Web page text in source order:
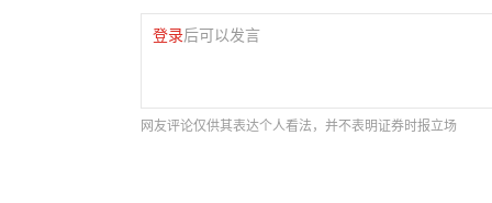
登录后可以发言
网友评论仅供其表达个人看法，并不表明证券时报立场